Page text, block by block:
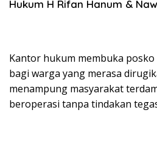
Hukum H Rifan Hanum &
Kantor hukum membuka
bagi warga yang merasa
menampung masyarakat
beroperasi tanpa tindakan